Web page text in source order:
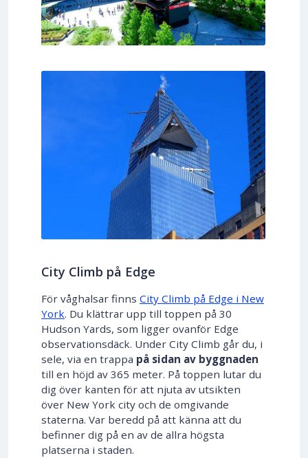
City Climb på Edge
För våghalsar finns City Climb på Edge i New
York. Du klättrar upp till toppen på 30
Hudson Yards, som ligger ovanför Edge
observationsdäck. Under City Climb går du, i
sele, via en trappa på sidan av byggnaden
till en höjd av 365 meter. På toppen lutar du
dig över kanten för att njuta av utsikten
över New York city och de omgivande
staterna. Var beredd på att känna att du
befinner dig på en av de allra högsta
platserna i staden.